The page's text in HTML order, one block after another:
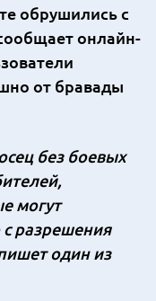
обрушились с
онлайн-
от бравады
без боевых
могут
с разрешения
один из